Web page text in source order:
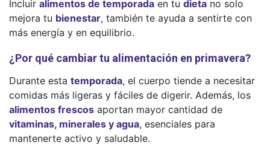
Incluir alimentos de temporada en tu dieta no solo
mejora tu bienestar, también te ayuda a sentirte con
más energía y en equilibrio.
¿Por qué cambiar tu alimentación en primavera?
Durante esta temporada, el cuerpo tiende a necesitar
comidas más ligeras y fáciles de digerir. Además, los
alimentos frescos aportan mayor cantidad de
vitaminas, minerales y agua, esenciales para
mantenerte activo y saludable.